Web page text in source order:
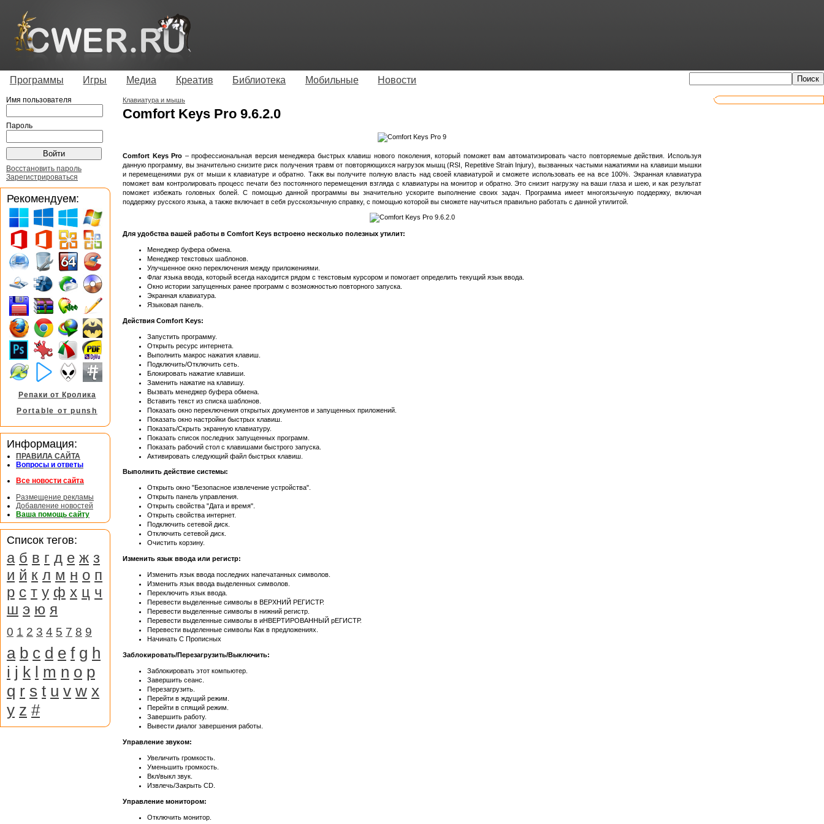
Программы Игры Медиа Креатив Библиотека Мобильные Новости
Клавиатура и мышь
Comfort Keys Pro 9.6.2.0
Comfort Keys Pro – профессиональная версия менеджера быстрых клавиш нового поколения, который поможет вам автоматизировать часто повторяемые действия. Используя
данную программу, вы значительно снизите риск получения травм от повторяющихся нагрузок мышц (RSI, Repetitive Strain Injury), вызванных частыми нажатиями на клавиши мышки
и перемещениями рук от мыши к клавиатуре и обратно. Такж вы получите полную власть над своей клавиатурой и сможете использовать ее на все 100%. Экранная клавиатура
поможет вам контролировать процесс печати без постоянного перемещения взгляда с клавиатуры на монитор и обратно. Это снизит нагрузку на ваши глаза и шею, и как результат
поможет избежать головных болей. С помощью данной программы вы значительно ускорите выполнение своих задач. Программа имеет многоязычную поддержку, включая
поддержку русского языка, а также включает в себя русскоязычную справку, с помощью которой вы сможете научиться правильно работать с данной утилитой.
Для удобства вашей работы в Comfort Keys встроено несколько полезных утилит:
Менеджер буфера обмена.
Менеджер текстовых шаблонов.
Улучшенное окно переключения между приложениями.
Флаг языка ввода, который всегда находится рядом с текстовым курсором и помогает определить текущий язык ввода.
Окно истории запущенных ранее программ с возможностью повторного запуска.
Экранная клавиатура.
Языковая панель.
Действия Comfort Keys:
Запустить программу.
Открыть ресурс интернета.
Выполнить макрос нажатия клавиш.
Подключить/Отключить сеть.
Блокировать нажатие клавиши.
Заменить нажатие на клавишу.
Вызвать менеджер буфера обмена.
Вставить текст из списка шаблонов.
Показать окно переключения открытых документов и запущенных приложений.
Показать окно настройки быстрых клавиш.
Показать/Скрыть экранную клавиатуру.
Показать список последних запущенных программ.
Показать рабочий стол с клавишами быстрого запуска.
Активировать следующий файл быстрых клавиш.
Выполнить действие системы:
Открыть окно "Безопасное извлечение устройства".
Открыть панель управления.
Открыть свойства "Дата и время".
Открыть свойства интернет.
Подключить сетевой диск.
Отключить сетевой диск.
Очистить корзину.
Изменить язык ввода или регистр:
Изменить язык ввода последних напечатанных символов.
Изменить язык ввода выделенных символов.
Переключить язык ввода.
Перевести выделенные символы в ВЕРХНИЙ РЕГИСТР.
Перевести выделенные символы в нижний регистр.
Перевести выделенные символы в иНВЕРТИРОВАННЫЙ рЕГИСТР.
Перевести выделенные символы Как в предложениях.
Начинать С Прописных
Заблокировать/Перезагрузить/Выключить:
Заблокировать этот компьютер.
Завершить сеанс.
Перезагрузить.
Перейти в ждущий режим.
Перейти в спящий режим.
Завершить работу.
Вывести диалог завершения работы.
Управление звуком:
Увеличить громкость.
Уменьшить громкость.
Вкл/выкл звук.
Извлечь/Закрыть CD.
Управление монитором:
Отключить монитор.
Имя пользователя
Пароль
Восстановить пароль
Зарегистрироваться
Рекомендуем:
Репаки от Кролика
Portable от punsh
Информация:
ПРАВИЛА САЙТА
Вопросы и ответы
Все новости сайта
Размещение рекламы
Добавление новостей
Ваша помощь сайту
Список тегов:
а б в г д е ж з
и й к л м н о п
р с т у ф х ц ч
ш э ю я
0 1 2 3 4 5 7 8 9
a b c d e f g h
i j k l m n o p
q r s t u v w x
y z #